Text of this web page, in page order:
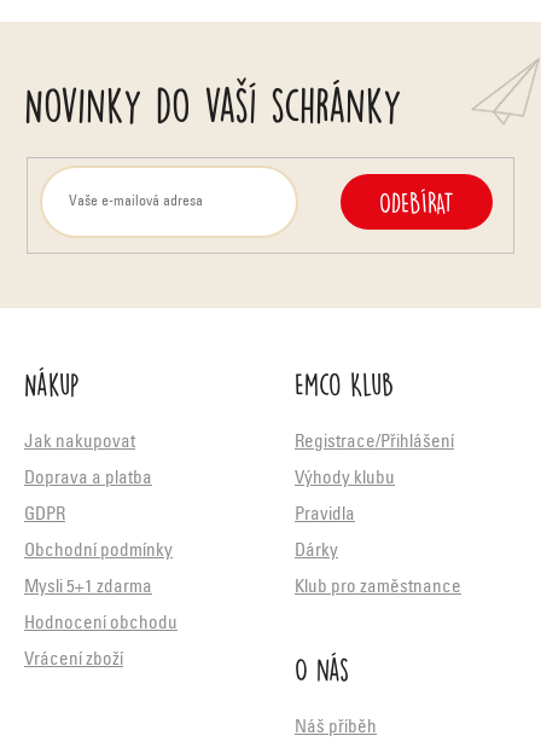
p
s
u
Novinky do vaší schránky
ODEBÍRAT
Nákup
Jak nakupovat
Doprava a platba
GDPR
Obchodní podmínky
Mysli 5+1 zdarma
Hodnocení obchodu
Vrácení zboží
Emco Klub
Registrace/Přihlášení
Výhody klubu
Pravidla
Dárky
Klub pro zaměstnance
O nás
Náš příběh